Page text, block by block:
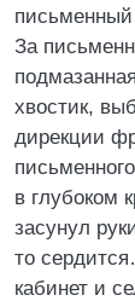
письменный
За
хвостик,
дирекции
в глубоком
засунул
то
кабинет и